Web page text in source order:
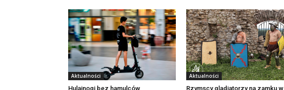
Aktualności
Hulajnogi bez hamulców
Aktualności
Rzymscy gladiatorzy na zamku w